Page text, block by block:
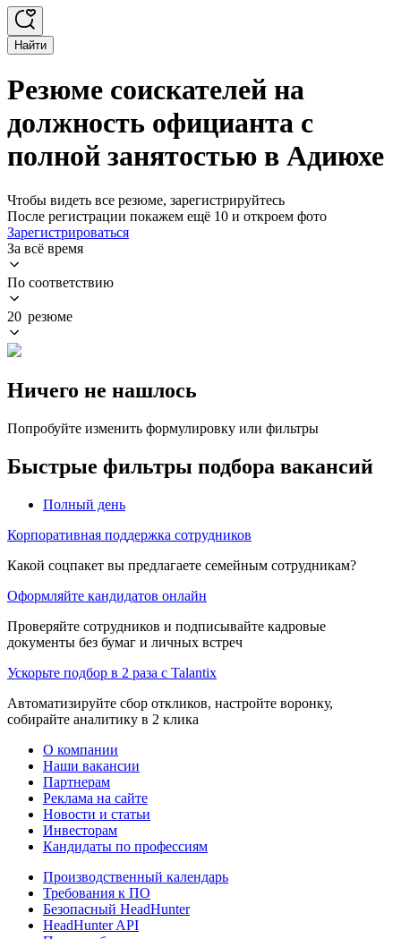
Найти
Резюме соискателей на
должность официанта с
полной занятостью в Адиюхе
Чтобы видеть все резюме, зарегистрируйтесь
После регистрации покажем ещё 10 и откроем фото
Зарегистрироваться
За всё время
По соответствию
20 резюме
Ничего не нашлось
Попробуйте изменить формулировку или фильтры
Быстрые фильтры подбора вакансий
Полный день
Корпоративная поддержка сотрудников
Какой соцпакет вы предлагаете семейным сотрудникам?
Оформляйте кандидатов онлайн
Проверяйте сотрудников и подписывайте кадровые
документы без бумаг и личных встреч
Ускорьте подбор в 2 раза с Talantix
Автоматизируйте сбор откликов, настройте воронку,
собирайте аналитику в 2 клика
О компании
Наши вакансии
Партнерам
Реклама на сайте
Новости и статьи
Инвесторам
Кандидаты по профессиям
Производственный календарь
Требования к ПО
Безопасный HeadHunter
HeadHunter API